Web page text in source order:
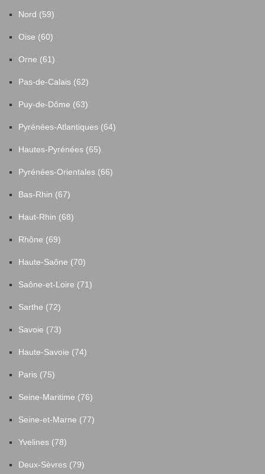
Nord (59)
Oise (60)
Orne (61)
Pas-de-Calais (62)
Puy-de-Dôme (63)
Pyrénées-Atlantiques (64)
Hautes-Pyrénées (65)
Pyrénées-Orientales (66)
Bas-Rhin (67)
Haut-Rhin (68)
Rhône (69)
Haute-Saône (70)
Saône-et-Loire (71)
Sarthe (72)
Savoie (73)
Haute-Savoie (74)
Paris (75)
Seine-Maritime (76)
Seine-et-Marne (77)
Yvelines (78)
Deux-Sèvres (79)